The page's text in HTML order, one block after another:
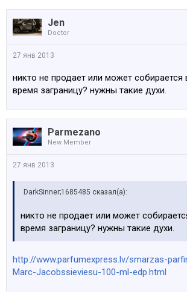
Jen
Doctor
27 янв 2013
никто не продает или может
время заграницу? нужны такие духи.
Parmezano
New Member
27 янв 2013
DarkSinner;1685485 сказал(а):
никто не продает или может
время заграницу? нужны такие духи.
http://www.parfumexpress.lv/smarzas-
Marc-Jacobssieviesu-100-ml-edp.html